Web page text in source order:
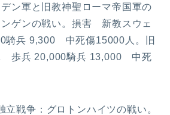
ン軍と旧教神聖ローマ帝国軍の
ンゲンの戦い。損害 新教スウェ
騎兵 9,300 中死傷15000人。旧
歩兵 20,000騎兵 13,000 中死
戦争：グロトンハイツの戦い。